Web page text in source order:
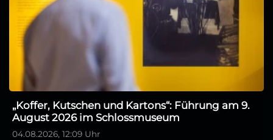
„Koffer, Kutschen und Kartons“: Führung am 9.
August 2026 im Schlossmuseum
04.08.2026, 12:09 Uhr